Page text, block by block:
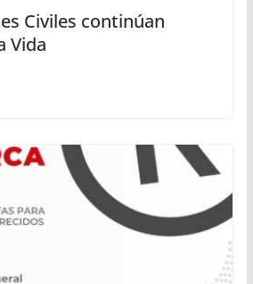
Civiles continúan
Vida